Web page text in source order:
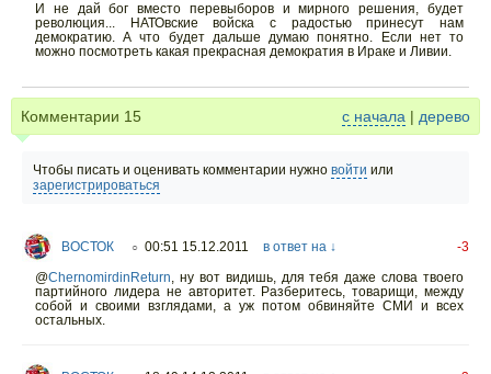
И не дай бог вместо перевыборов и мирного решения, будет
революция... НАТОвские войска с радостью принесут нам
демократию. А что будет дальше думаю понятно. Если нет то
можно посмотреть какая прекрасная демократия в Ираке и Ливии.
Комментарии 15 с начала | дерево
Чтобы писать и оценивать комментарии нужно войти или
зарегистрироваться
ВОСТОК ○ 00:51 15.12.2011 в ответ на ↓
-3
@ChernomirdinReturn, ну вот видишь, для тебя даже слова твоего
партийного лидера не авторитет. Разберитесь, товарищи, между
собой и своими взглядами, а уж потом обвиняйте СМИ и всех
остальных.